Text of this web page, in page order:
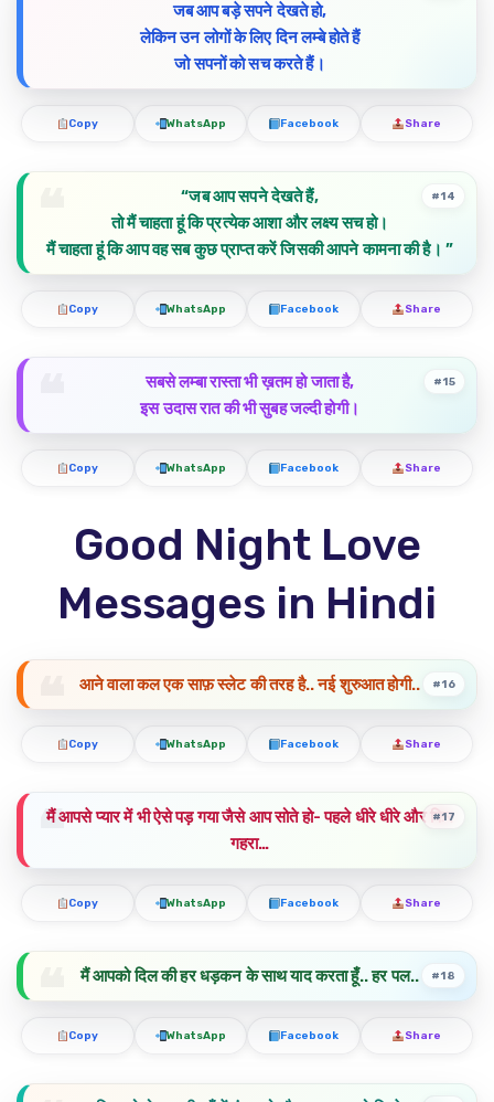
जब आप बड़े सपने देखते हो,
लेकिन उन लोगों के लिए दिन लम्बे होते हैं
जो सपनों को सच करते हैं।
Copy WhatsApp Facebook Share
“जब आप सपने देखते हैं,
तो मैं चाहता हूं कि प्रत्येक आशा और लक्ष्य सच हो।
मैं चाहता हूं कि आप वह सब कुछ प्राप्त करें जिसकी आपने कामना की है। ”
#14
Copy WhatsApp Facebook Share
सबसे लम्बा रास्ता भी ख़तम हो जाता है,
इस उदास रात की भी सुबह जल्दी होगी।
#15
Copy WhatsApp Facebook Share
Good Night Love
Messages in Hindi
आने वाला कल एक साफ़ स्लेट की तरह है.. नई शुरुआत होगी.. #16
Copy WhatsApp Facebook Share
मैं आपसे प्यार में भी ऐसे पड़ गया जैसे आप सोते हो- पहले धीरे धीरे और फिर
गहरा…
#17
Copy WhatsApp Facebook Share
मैं आपको दिल की हर धड़कन के साथ याद करता हूँ.. हर पल.. #18
Copy WhatsApp Facebook Share